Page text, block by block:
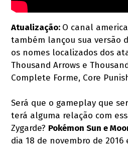
Atualização: O canal
também lançou sua versão
os nomes localizados dos
Thousand Arrows e
Complete Forme, Core
Será que o gameplay que
terá alguma relação com
Zygarde? Pokémon Sun e
dia 18 de novembro de 2016